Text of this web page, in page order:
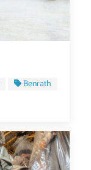
Benrath